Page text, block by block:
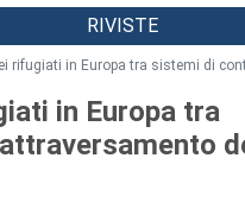
RIVISTE
rifugiati in Europa tra sistemi di
in Europa tra